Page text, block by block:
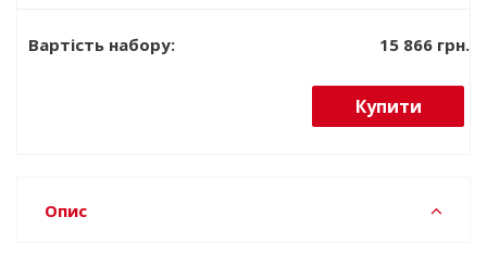
Торнадо
Вартість набору: 15 866 грн.
Купити
Опис